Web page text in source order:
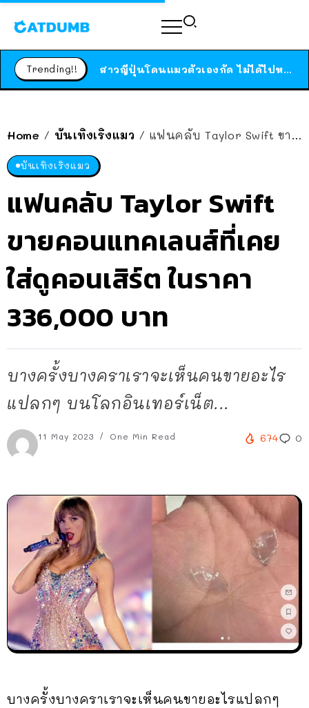
Trending!! สาวญี่ปุ่นโดนแมวตัวเองกัด ไม่ได้ไปหาหมอตั้งแต่เนิ่นๆ สุดท้ายขาบวม กลายเป็นโรคเนื้อเน่า เตือนทาสแมวทั้งหลายให้ระวัง
Home / บันเทิงเริงแมว / แฟนคลับ Taylor Swift ขายคอนแทคเลนส์ที่เคยใส่ดูคอนเสิร์ต ในราคา 336,000 บาท
บันเทิงเริงแมว
แฟนคลับ Taylor Swift
ขายคอนแทคเลนส์ที่เคย
ใส่ดูคอนเสิร์ต ในราคา
336,000 บาท
บางครั้งบางคราเราจะเห็นคนขายอะไร
แปลกๆ บนโลกอินเทอร์เน็ต...
11 May 2023 One Min Read 674 0
บางครั้งบางคราเราจะเห็นคนขายอะไรแปลกๆ